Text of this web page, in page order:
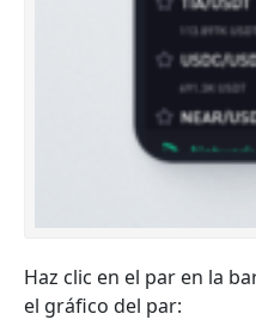
Haz clic en el par en la
el gráfico del par: